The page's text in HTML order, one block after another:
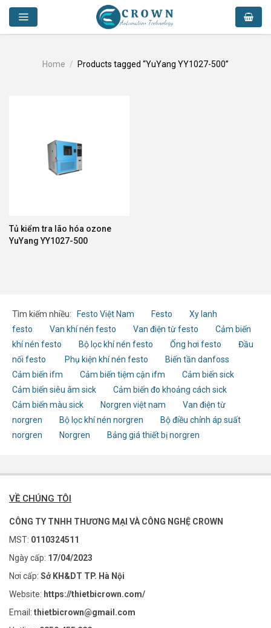
Skip
content
Home / Products tagged “YuYang YY1027-500”
Tủ kiểm tra lão hóa ozone
YuYang YY1027-500
Tìm kiếm nhiều: Festo Việt Nam Festo
Xy lanh
festo
Van khí nén festo Van điện từ festo
Cảm biến
khí nén festo
Bộ lọc khí nén festo Ống hơi festo
Đầu
nối festo
Phụ kiện khí nén festo
Biến tần danfoss
Cảm biến ifm
Cảm biến tiệm cận ifm
Cảm biến sick
Cảm biến siêu âm sick
Cảm biến đo khoảng cách sick
Cảm biến màu sick
Norgren việt nam
Van điện từ
norgren
Bộ lọc khí nén norgren
Bộ điều chỉnh áp suất
norgren
Norgren Bảng giá thiết bị norgren
VỀ CHÚNG TÔI
CÔNG TY TNHH THƯƠNG MẠI VÀ CÔNG NGHỆ CROWN
MST: 0110324511
Ngày cấp: 17/04/2023
Nơi cấp: Sở KH&DT TP. Hà Nội
Website: https://thietbicrown.com/
Email: thietbicrown@gmail.com